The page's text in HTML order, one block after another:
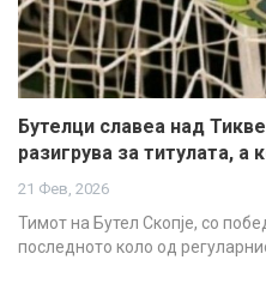
Бутелци славеа над
разигрува за титулата, а
21 Фев, 2026
Тимот на Бутел Скопје, со
последното коло од